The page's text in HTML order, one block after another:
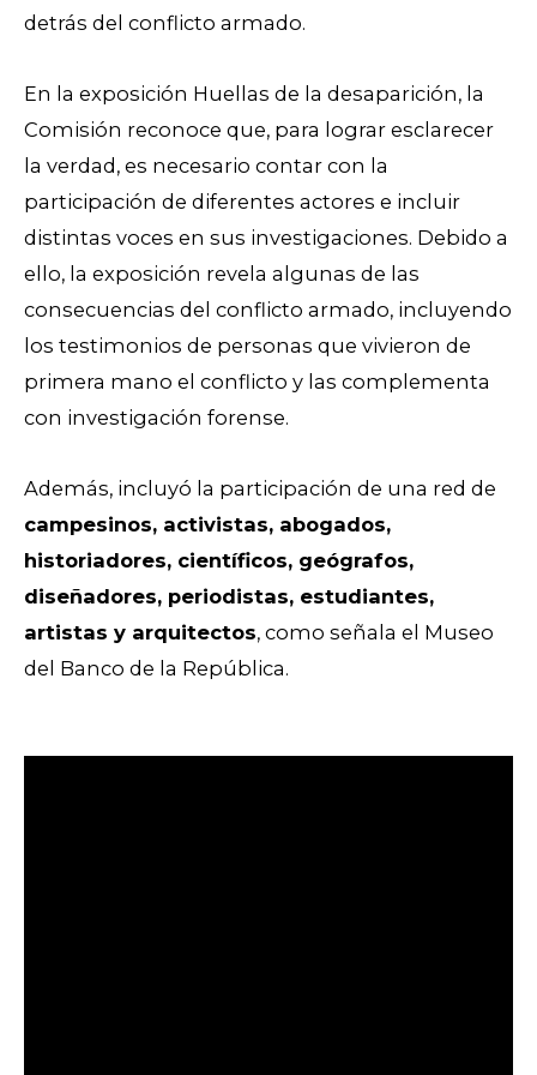
detrás del conflicto armado.
En la exposición Huellas de la desaparición, la
Comisión reconoce que, para lograr esclarecer
la verdad, es necesario contar con la
participación de diferentes actores e incluir
distintas voces en sus investigaciones. Debido a
ello, la exposición revela algunas de las
consecuencias del conflicto armado, incluyendo
los testimonios de personas que vivieron de
primera mano el conflicto y las complementa
con investigación forense.
Además, incluyó la participación de una red de
campesinos, activistas, abogados,
historiadores, científicos, geógrafos,
diseñadores, periodistas, estudiantes,
artistas y arquitectos, como señala el Museo
del Banco de la República.